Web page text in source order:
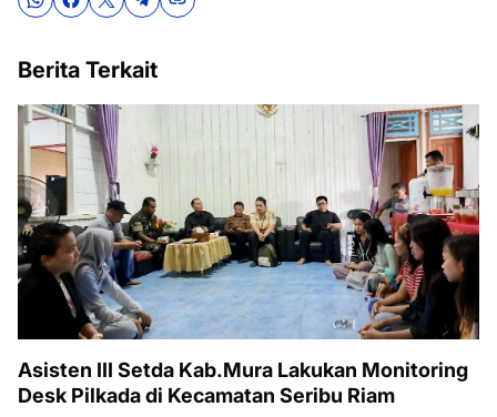
Berita Terkait
Asisten III Setda Kab.Mura Lakukan Monitoring
Desk Pilkada di Kecamatan Seribu Riam